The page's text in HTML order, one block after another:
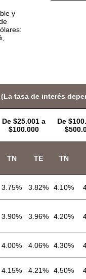
y
(La tasa de interés
De $25.001 a
$100.000
De
TN TE TN
3.75% 3.82% 4.10%
3.90% 3.96% 4.20%
4.00% 4.06% 4.30%
4.15% 4.21% 4.50%